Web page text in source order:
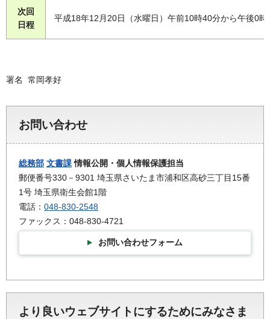
次回
日程
平成18年12月20日（水曜日）午前10時40分から午後0時
署名 常岡孝好
お問い合わせ
総務部 文書課情報公開・個人情報保護担当
郵便番号330－9301 埼玉県さいたま市浦和区高砂三丁目15番
1号 埼玉県衛生会館1階
電話： 048-830-2548
ファックス：048-830-4721
お問い合わせフォーム
より良いウェブサイトにするためにみなさま